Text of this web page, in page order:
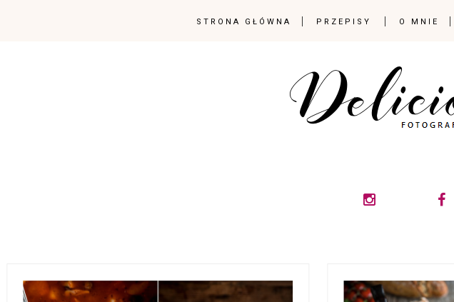
STRONA GŁÓWNA PRZEPISY O MNIE